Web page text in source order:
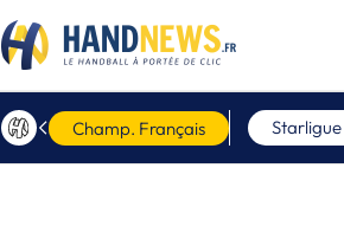
Champ. Français Starligue